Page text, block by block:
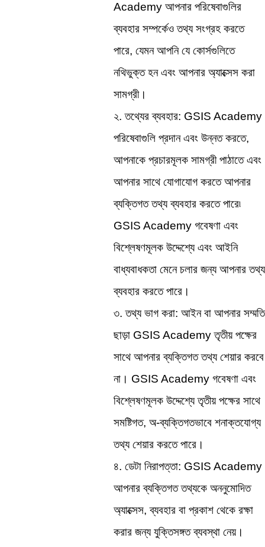
Academy আপনার পরিষেবাগুলির
ব্যবহার সম্পর্কেও তথ্য সংগ্রহ করতে
পারে, যেমন আপনি যে কোর্সগুলিতে
নথিভুক্ত হন এবং আপনার অ্যাক্সেস করা
সামগ্রী।
২. তথ্যের ব্যবহার: GSIS Academy
পরিষেবাগুলি প্রদান এবং উন্নত করতে,
আপনাকে প্রচারমূলক সামগ্রী পাঠাতে এবং
আপনার সাথে যোগাযোগ করতে আপনার
ব্যক্তিগত তথ্য ব্যবহার করতে পারে৷
GSIS Academy গবেষণা এবং
বিশ্লেষণমূলক উদ্দেশ্যে এবং আইনি
বাধ্যবাধকতা মেনে চলার জন্য আপনার তথ্য
ব্যবহার করতে পারে।
৩. তথ্য ভাগ করা: আইন বা আপনার সম্মতি
ছাড়া GSIS Academy তৃতীয় পক্ষের
সাথে আপনার ব্যক্তিগত তথ্য শেয়ার করবে
না। GSIS Academy গবেষণা এবং
বিশ্লেষণমূলক উদ্দেশ্যে তৃতীয় পক্ষের সাথে
সমষ্টিগত, অ-ব্যক্তিগতভাবে শনাক্তযোগ্য
তথ্য শেয়ার করতে পারে।
৪. ডেটা নিরাপত্তা: GSIS Academy
আপনার ব্যক্তিগত তথ্যকে অননুমোদিত
অ্যাক্সেস, ব্যবহার বা প্রকাশ থেকে রক্ষা
করার জন্য যুক্তিসঙ্গত ব্যবস্থা নেয়।